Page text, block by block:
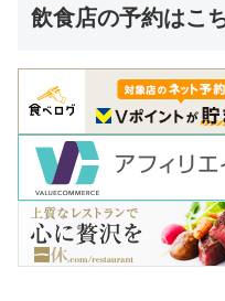
飲食店の予約はこ